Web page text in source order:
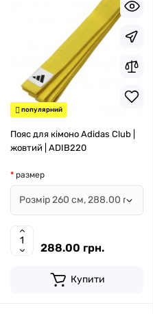
популярний
Пояс для кімоно Adidas Club |
жовтий | ADIB220
размер
288.00 грн.
Купити